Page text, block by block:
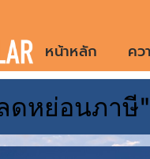
หน้าหลัก คว
ท
ดหย่อนภาษี